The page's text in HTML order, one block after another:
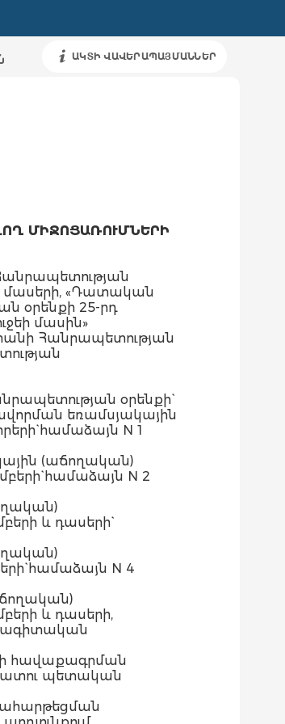
ԱԿՏԻ ՎԱՎԵՐԱՊԱՅՄԱՆՆԵՐ
ՄԻՋՈՑԱՌՈՒՄՆԵՐԻ
մասերի, «Դատական
օրենքի 25-րդ
մասին»
Հանրապետության
օրենքի`
եռամսյակային
համաձայն N 1
(աճողական)
համաձայն N 2
և դասերի`
համաձայն N 4
և դասերի,
հավաքագրման
պետական